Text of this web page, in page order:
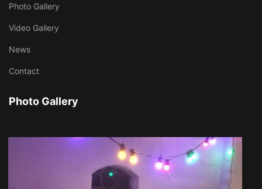
Photo Gallery
Video Gallery
News
Contact
Photo Gallery